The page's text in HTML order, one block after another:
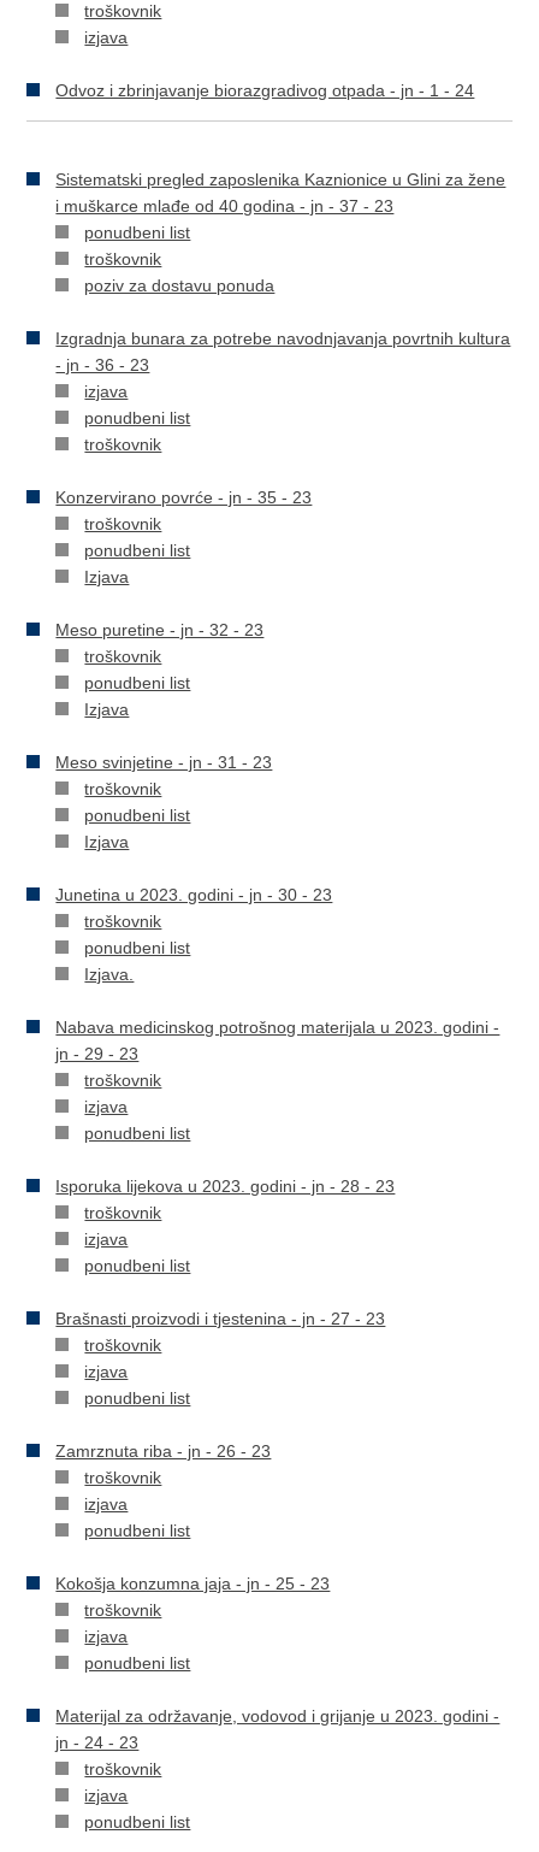
troškovnik
izjava
Odvoz i zbrinjavanje biorazgradivog otpada - jn - 1 - 24
Sistematski pregled zaposlenika Kaznionice u Glini za žene
i muškarce mlađe od 40 godina - jn - 37 - 23
ponudbeni list
troškovnik
poziv za dostavu ponuda
Izgradnja bunara za potrebe navodnjavanja povrtnih kultura
- jn - 36 - 23
izjava
ponudbeni list
troškovnik
Konzervirano povrće - jn - 35 - 23
troškovnik
ponudbeni list
Izjava
Meso puretine - jn - 32 - 23
troškovnik
ponudbeni list
Izjava
Meso svinjetine - jn - 31 - 23
troškovnik
ponudbeni list
Izjava
Junetina u 2023. godini - jn - 30 - 23
troškovnik
ponudbeni list
Izjava.
Nabava medicinskog potrošnog materijala u 2023. godini -
jn - 29 - 23
troškovnik
izjava
ponudbeni list
Isporuka lijekova u 2023. godini - jn - 28 - 23
troškovnik
izjava
ponudbeni list
Brašnasti proizvodi i tjestenina - jn - 27 - 23
troškovnik
izjava
ponudbeni list
Zamrznuta riba - jn - 26 - 23
troškovnik
izjava
ponudbeni list
Kokošja konzumna jaja - jn - 25 - 23
troškovnik
izjava
ponudbeni list
Materijal za održavanje, vodovod i grijanje u 2023. godini -
jn - 24 - 23
troškovnik
izjava
ponudbeni list